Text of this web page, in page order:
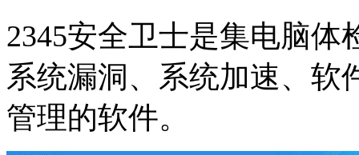
2345安全卫士是集电脑
系统漏洞、系统加速、软
管理的软件。